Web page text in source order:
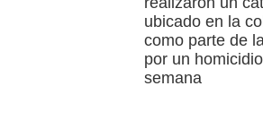
ubicado en la
como parte de
por un
semana